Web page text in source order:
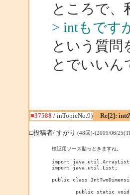
ところで、
> intもです
という質
とでいいん
■37588 / inTopicNo.9) Re[2]: int
□投稿者/ すがり (48回)-(2009/06/
検証用ソース貼っときますね。
import
import java.util.List;
public class